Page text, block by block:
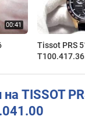
Tissot PRS
на TISSOT